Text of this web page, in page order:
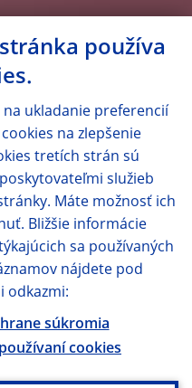
používa
na ukladanie preferencií
na zlepšenie
tretích strán sú
služieb
Máte možnosť ich
Bližšie informácie
sa používaných
nájdete pod
odkazmi:
súkromia
cookies